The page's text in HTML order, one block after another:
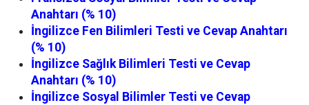
Anahtarı (% 10)
İngilizce Fen Bilimleri Testi ve Cevap Anahtarı
(% 10)
İngilizce Sağlık Bilimleri Testi ve Cevap
Anahtarı (% 10)
İngilizce Sosyal Bilimler Testi ve Cevap